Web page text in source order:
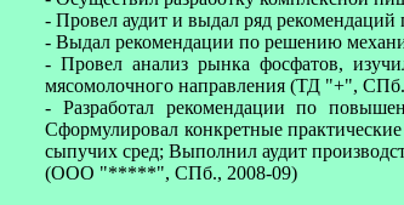
- Провел аудит и выдал ряд
- Выдал рекомендации по решению
- Провел анализ рынка фосфатов,
мясомолочного направления (ТД "+",
- Разработал рекомендации по
Сформулировал конкретные
сыпучих сред; Выполнил аудит
(ООО "*****", СПб., 2008-09)